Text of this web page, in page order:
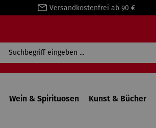
Versandkostenfrei ab 90 €
Wein & Spirituosen Kunst & Bücher